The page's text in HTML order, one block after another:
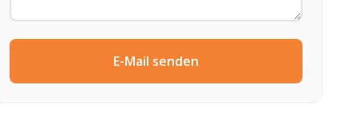
E-Mail senden